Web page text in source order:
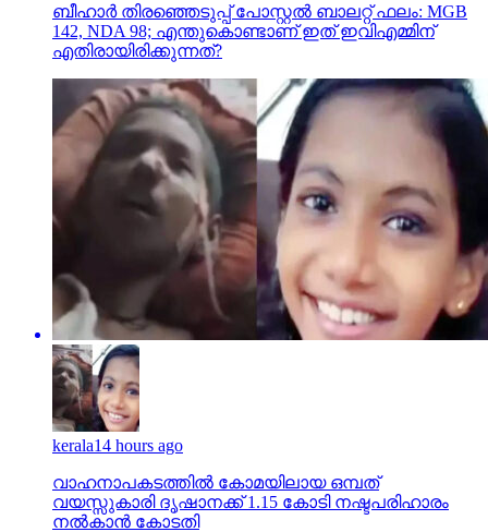
ബീഹാർ തിരഞ്ഞെടുപ്പ് പോസ്റ്റൽ ബാലറ്റ് ഫലം: MGB
142, NDA 98; എന്തുകൊണ്ടാണ് ഇത് ഇവിഎമ്മിന്
എതിരായിരിക്കുന്നത്?
kerala14 hours ago
വാഹനാപകടത്തില്‍ കോമയിലായ ഒമ്പത്
വയസ്സുകാരി ദൃഷാനക്ക് 1.15 കോടി നഷ്ടപരിഹാരം
നല്‍കാന്‍ കോടതി